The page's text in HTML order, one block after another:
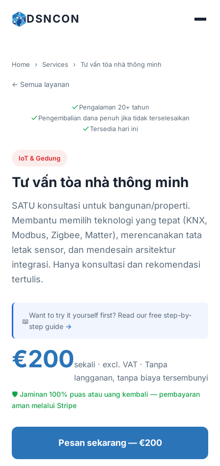
DSNCON
Home › Services › Tư vấn tòa nhà thông minh
← Semua layanan
Pengalaman 20+ tahun
Pengembalian dana penuh jika tidak terselesaikan
Tersedia hari ini
IoT & Gedung
Tư vấn tòa nhà thông minh
SATU konsultasi untuk bangunan/properti.
Membantu memilih teknologi yang tepat (KNX,
Modbus, Zigbee, Matter), merencanakan tata
letak sensor, dan mendesain arsitektur
integrasi. Hanya konsultasi dan rekomendasi
tertulis.
📖
Want to try it yourself first? Read our free step-by-
step guide →
€200sekali · excl. VAT · Tanpa
langganan, tanpa biaya tersembunyi
🛡 Jaminan 100% puas atau uang kembali — pembayaran
aman melalui Stripe
Pesan sekarang — €200